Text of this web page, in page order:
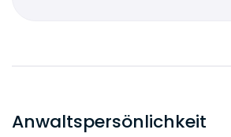
Anwaltspersönlichkeit